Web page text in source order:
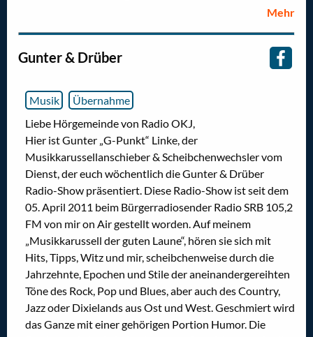
Mehr
Gunter & Drüber
Musik
Übernahme
Liebe Hörgemeinde von Radio OKJ,
Hier ist Gunter „G-Punkt“ Linke, der
Musikkarussellanschieber & Scheibchenwechsler vom
Dienst, der euch wöchentlich die Gunter & Drüber
Radio-Show präsentiert. Diese Radio-Show ist seit dem
05. April 2011 beim Bürgerradiosender Radio SRB 105,2
FM von mir on Air gestellt worden. Auf meinem
„Musikkarussell der guten Laune“, hören sie sich mit
Hits, Tipps, Witz und mir, scheibchenweise durch die
Jahrzehnte, Epochen und Stile der aneinandergereihten
Töne des Rock, Pop und Blues, aber auch des Country,
Jazz oder Dixielands aus Ost und West. Geschmiert wird
das Ganze mit einer gehörigen Portion Humor. Die